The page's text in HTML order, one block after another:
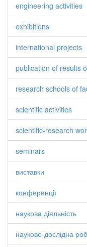
engineering activities
exhibitions
international projects
publication of results
research schools of
scientific activities
scientific-research
seminars
виставки
конференції
наукова діяльність
науково-дослідна